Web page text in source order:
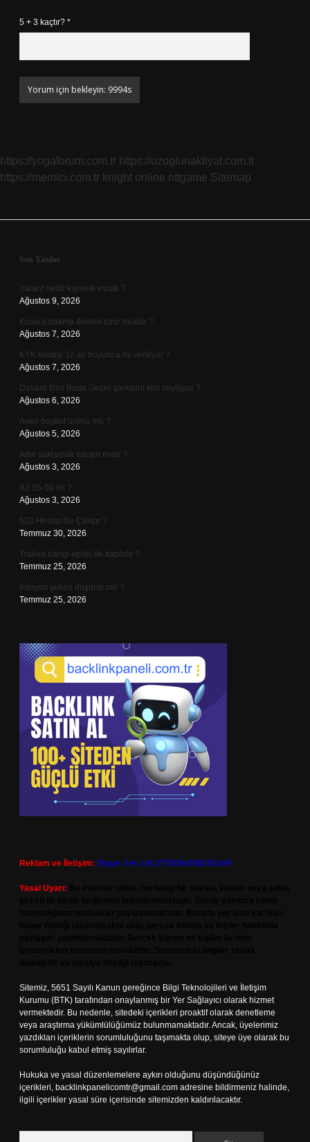
5 + 3 kaçtır? *
https://yogaforum.com.tr https://ozoglunakliyat.com.tr
https://memici.com.tr knight online nttgame Sitemap
Sidebar
Son Yazılar
Varant nedir kıymetli evrak ?
Ağustos 9, 2026
Kusura bakma demek özür müdür ?
Ağustos 7, 2026
KYK kredisi 12 ay boyunca mı veriliyor ?
Ağustos 7, 2026
Davaro filmi Buda Geçer şarkısını kim söylüyor ?
Ağustos 6, 2026
Aven boykot ürünü mü ?
Ağustos 5, 2026
Altın saklamak haram mıdır ?
Ağustos 3, 2026
A3 35-50 mi ?
Ağustos 3, 2026
620 Hesap Ne Çalışır ?
Temmuz 30, 2026
Trakea hangi epitel ile kaplıdır ?
Temmuz 25, 2026
Kimyon şekeri düşürür mü ?
Temmuz 25, 2026
Reklam ve İletişim: Skype: live:.cid.575569c608265c69
Yasal Uyarı:
Sitemiz, 5651 Sayılı Kanun gereğince Bilgi Teknolojileri ve İletişim
Kurumu (BTK) tarafından onaylanmış bir Yer Sağlayıcı olarak hizmet
vermektedir. Bu nedenle, sitedeki içerikleri proaktif olarak denetleme
veya araştırma yükümlülüğümüz bulunmamaktadır. Ancak, üyelerimiz
yazdıkları içeriklerin sorumluluğunu taşımakta olup, siteye üye olarak bu
sorumluluğu kabul etmiş sayılırlar.
Hukuka ve yasal düzenlemelere aykırı olduğunu düşündüğünüz
içerikleri, backlinkpanelicomtr@gmail.com adresine bildirmeniz halinde,
ilgili içerikler yasal süre içerisinde sitemizden kaldırılacaktır.